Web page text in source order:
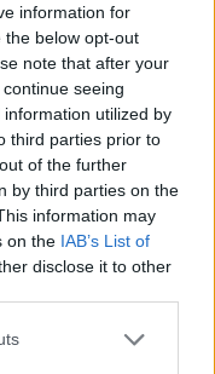
information for
the below opt-out
note that after your
seeing
utilized by
third parties prior to
of the further
by third parties on the
information may
on the IAB’s List of
disclose it to other
régi
az 1997-es